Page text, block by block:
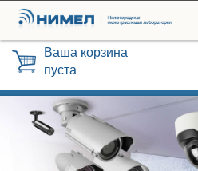
Видеонаблюдение
Ваша корзина
пуста